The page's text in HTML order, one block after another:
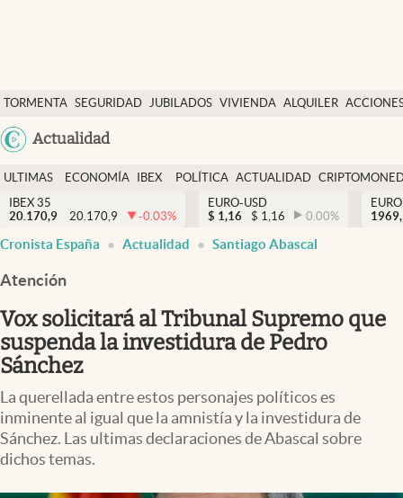
TORMENTA SEGURIDAD JUBILADOS VIVIENDA ALQUILER
Actualidad
Economía y finanzas
Política
Actualidad
Criptomonedas
España
ULTIMAS
NOTICIAS
ECONOMÍA
FINANZAS
IBEX
EURO
POLÍTICA ACTUALIDAD
IBEX 35
20.170,9
20.170,9 -0.03%
EURO-USD
$ 1,16 $ 1,16 0.00%
Cronista España Actualidad Santiago Abascal
Atención
Vox solicitará al Tribunal Supremo que
suspenda la investidura de Pedro
Sánchez
La querellada entre estos personajes políticos es
inminente al igual que la amnistía y la investidura de
Sánchez. Las ultimas declaraciones de Abascal sobre
dichos temas.